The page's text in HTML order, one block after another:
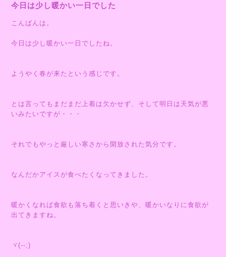
今日は少し暖かい一日でした
こんばんは。
今日は少し暖かい一日でしたね。
ようやく春が来たという感じです。
とは言ってもまだまだ上着は欠かせず、そして明日は天気が悪
いみたいですが・・・
それでもやっと厳しい寒さから開放された気分です。
なんだかアイスが食べたくなってきました。
暖かくなれば食欲も落ち着くと思いきや、暖かいなりに食欲が
出てきますね。
ヾ(--;)